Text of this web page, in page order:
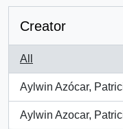
Creator
All
Aylwin Azócar,
, 1 results
Aylwin Azocar,
, 1 results